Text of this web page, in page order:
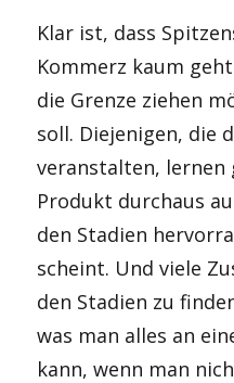
Klar ist, dass
Kommerz kaum
die Grenze ziehen
soll. Diejenigen, die
veranstalten, lernen
Produkt durchaus
den Stadien
scheint. Und viele
den Stadien zu
was man alles an
kann, wenn man